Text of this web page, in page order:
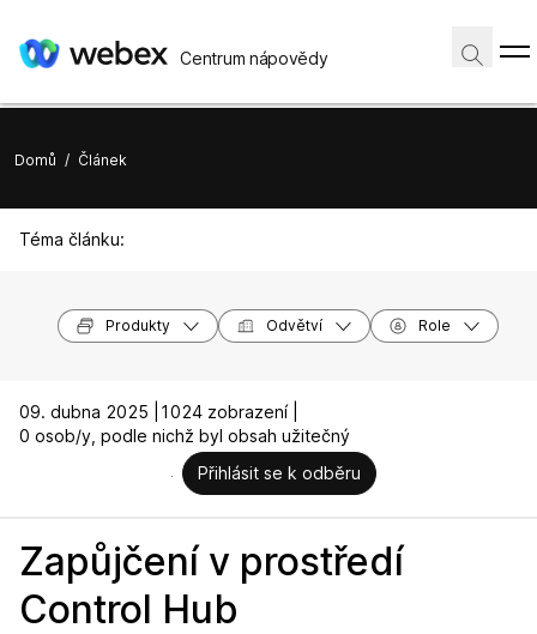
Centrum nápovědy
Domů / Článek
Téma článku:
Produkty Odvětví Role
09. dubna 2025 |
1024 zobrazení |
0 osob/y, podle nichž byl obsah užitečný
Přihlásit se k odběru
Zapůjčení v prostředí
Control Hub